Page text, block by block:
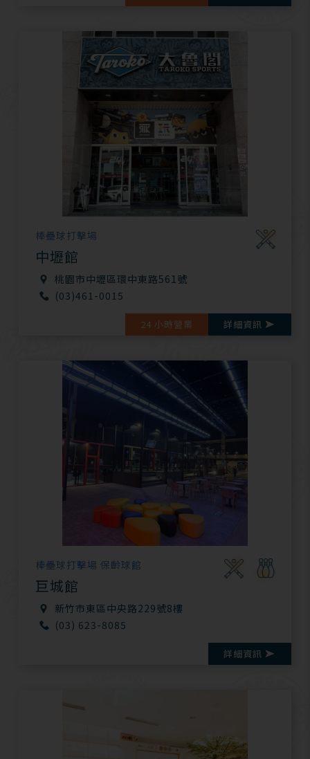
棒壘球打擊場
中壢館
桃園市中壢區環中東路561號
(03)461-0015
詳細資訊
24 小時營業
棒壘球打擊場 保齡球館
巨城館
新竹市東區中央路229號8樓
(03) 623-8085
詳細資訊